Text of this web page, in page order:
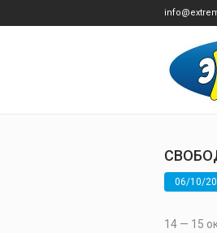
06/10/
14 — 15